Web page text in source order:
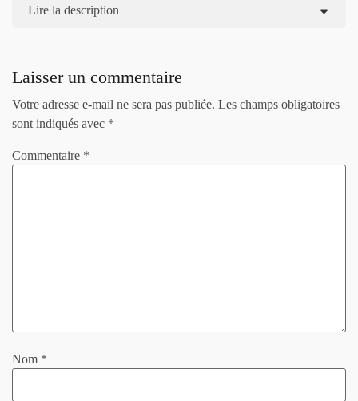
Lire la description
Laisser un commentaire
Votre adresse e-mail ne sera pas publiée. Les champs obligatoires
sont indiqués avec *
Commentaire *
Nom *